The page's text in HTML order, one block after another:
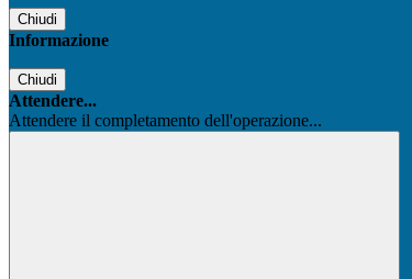
Chiudi
Informazione
Chiudi
Attendere...
Attendere il completamento dell'operazione...